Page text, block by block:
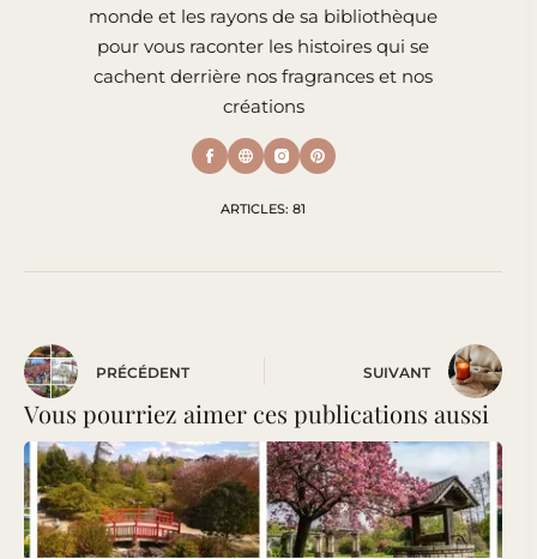
monde et les rayons de sa bibliothèque
pour vous raconter les histoires qui se
cachent derrière nos fragrances et nos
créations
ARTICLES: 81
PRÉCÉDENT SUIVANT
Vous pourriez aimer ces publications aussi